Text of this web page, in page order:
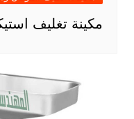
مكينة تغليف